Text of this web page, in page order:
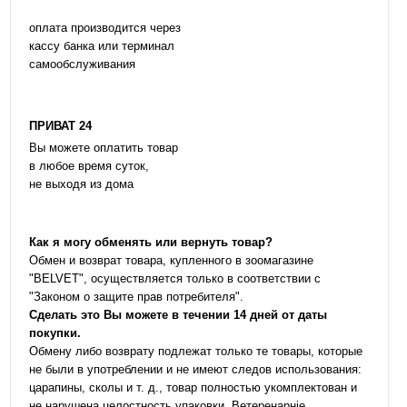
оплата производится через
кассу банка или терминал
самообслуживания
ПРИВАТ 24
Вы можете оплатить товар
в любое время суток,
не выходя из дома
Как я могу обменять или вернуть товар?
Обмен и возврат товара, купленного в зоомагазине
"BELVET", осуществляется только в соответствии с
"Законом о защите прав потребителя".
Сделать это Вы можете в течении 14 дней от даты
покупки.
Обмену либо возврату подлежат только те товары, которые
не были в употреблении и не имеют следов использования:
царапины, сколы и т. д., товар полностью укомплектован и